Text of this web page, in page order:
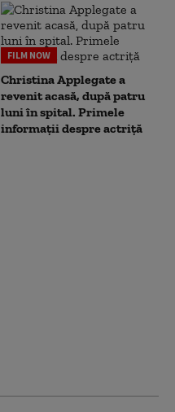
FILM NOW
Christina Applegate a
revenit acasă, după patru
luni în spital. Primele
informații despre actriță